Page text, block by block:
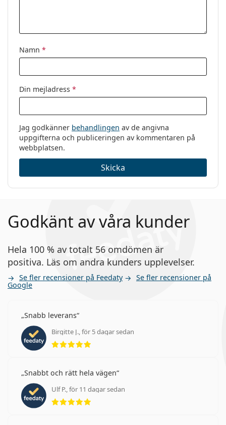
Namn *
Din mejladress *
Jag godkänner behandlingen av de angivna
uppgifterna och publiceringen av kommentaren på
webbplatsen.
Skicka
Godkänt av våra kunder
Hela 100 % av totalt 56 omdömen är
positiva. Läs om andra kunders upplevelser.
Se fler recensioner på Feedaty Se fler recensioner på
Google
Snabb leverans
Birgitte J., för 5 dagar sedan
Betyg 5 av 5
Snabbt och rätt hela vägen
Ulf P., för 11 dagar sedan
Betyg 5 av 5